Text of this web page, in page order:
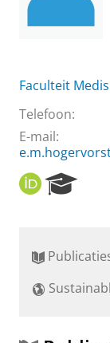
Faculteit
Telefoon:
E-mail:
O
R
r
h